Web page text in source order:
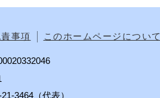
事項 このホームページについて
3464（代表）